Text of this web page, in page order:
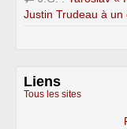
Justin Trudeau à
Liens
Tous les sites